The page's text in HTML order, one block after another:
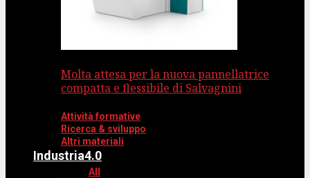
Molta attesa per la nuova pannellatrice
compatta e flessibile di Salvagnini
Attività formative
Ricerca & sviluppo
Altri materiali
Industria4.0
All